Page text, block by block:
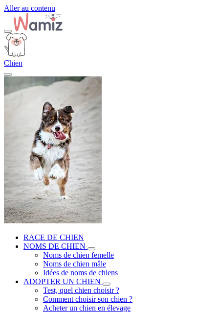
Aller au contenu
Chien
RACE DE CHIEN
NOMS DE CHIEN
Noms de chien femelle
Noms de chien mâle
Idées de noms de chiens
ADOPTER UN CHIEN
Test, quel chien choisir ?
Comment choisir son chien ?
Acheter un chien en élevage